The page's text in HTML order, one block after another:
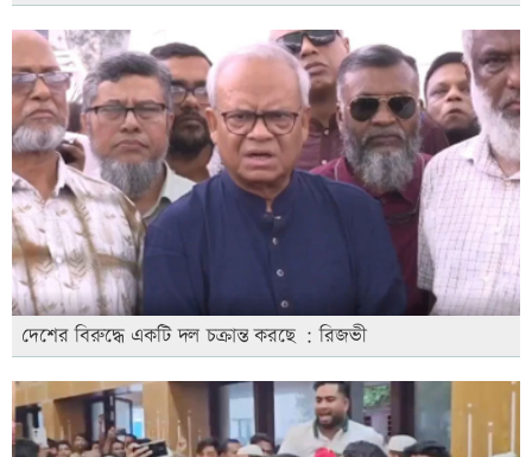
দেশের বিরুদ্ধে একটি দল চক্রান্ত করছে : রিজভী